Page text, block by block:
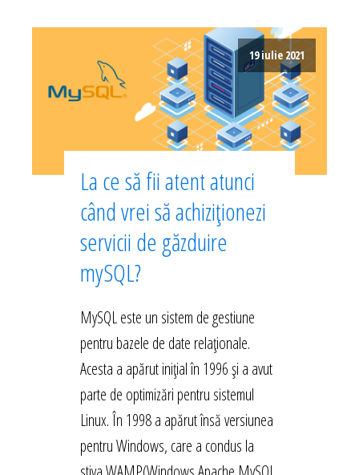
19 iulie 2021
La ce să fii atent atunci
când vrei să achiziționezi
servicii de găzduire
mySQL?
MySQL este un sistem de gestiune
pentru bazele de date relaționale.
Acesta a apărut inițial în 1996 și a avut
parte de optimizări pentru sistemul
Linux. În 1998 a apărut însă versiunea
pentru Windows, care a condus la